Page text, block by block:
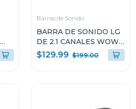
Barras de Sonido
BARRA DE SONIDO LG
DE 2.1 CANALES WOW
ORCHESTRA E
INTERFAZ 140W S30A
$129.99 $199.00